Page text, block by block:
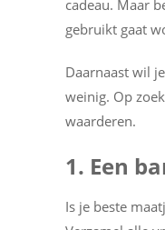
cadeau. Maar
gebruikt gaat
Daarnaast wil
weinig. Op
waarderen.
1. Een
Is je beste